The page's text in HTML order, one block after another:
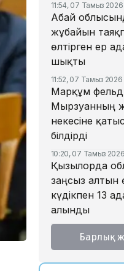
11:54, 07 Тамыз 2026
Абай
жұбайын
өлтірген ер
шықты
11:52, 07 Тамыз 2026
Марқұм
Мырзуанның
некесіне
білдірді
10:20, 07 Тамыз 2026
Қызылорда
заңсыз алтын
күдікпен 13
алынды
09:52, 07 Тамыз 2026
Қазақстан
Барлық